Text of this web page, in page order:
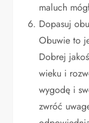
maluch
Dopasuj
Obuwie to
Dobrej
wieku i
wygodę i
zwróć